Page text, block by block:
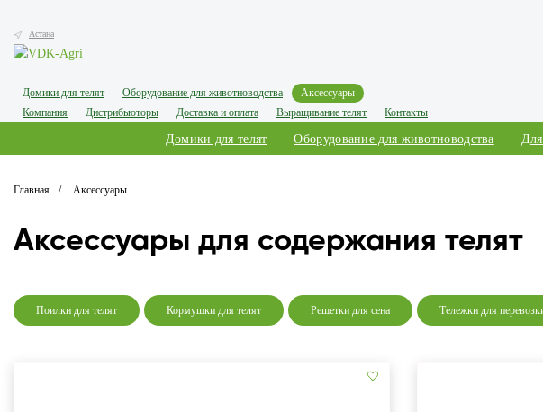
Астана
Домики для телят Оборудование для животноводства
Аксессуары
Компания
Дистрибьюторы Доставка и оплата Выращивание телят Контакты
Домики для телят Оборудование для животноводства
Главная Аксессуары
Аксессуары для содержания телят
Поилки для телят Кормушки для телят Решетки для сена Тележки для